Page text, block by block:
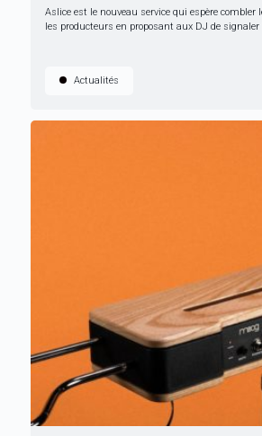
Aslice est le nouveau service qui espère combler
les producteurs en proposant aux DJ de signaler
Actualités